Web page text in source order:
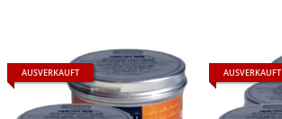
AUSVERKAUFT AUSVERKAUFT